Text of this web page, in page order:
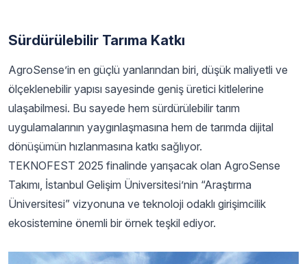
Sürdürülebilir Tarıma Katkı
AgroSense’in en güçlü yanlarından biri, düşük maliyetli ve
ölçeklenebilir yapısı sayesinde geniş üretici kitlelerine
ulaşabilmesi. Bu sayede hem sürdürülebilir tarım
uygulamalarının yaygınlaşmasına hem de tarımda dijital
dönüşümün hızlanmasına katkı sağlıyor.
TEKNOFEST 2025 finalinde yarışacak olan AgroSense
Takımı, İstanbul Gelişim Üniversitesi’nin “Araştırma
Üniversitesi” vizyonuna ve teknoloji odaklı girişimcilik
ekosistemine önemli bir örnek teşkil ediyor.